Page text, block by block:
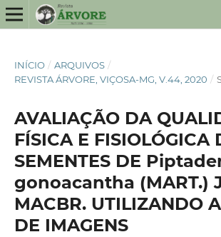
INÍCIO / ARQUIVOS /
REVISTA ÁRVORE, VIÇOSA-MG, V.44, 2020 /
AVALIAÇÃO DA
FÍSICA E FISIOLÓGICA
SEMENTES DE
gonoacantha (MART.)
MACBR. UTILIZANDO
DE IMAGENS